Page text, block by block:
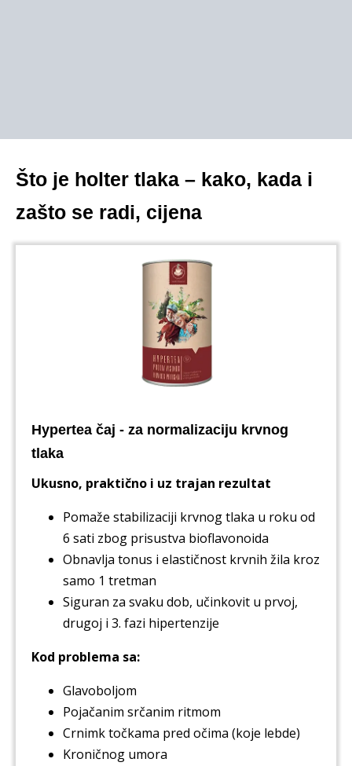
Što je holter tlaka – kako, kada i
zašto se radi, cijena
Hypertea čaj - za normalizaciju krvnog
tlaka
Ukusno, praktično i uz trajan rezultat
Pomaže stabilizaciji krvnog tlaka u roku od
6 sati zbog prisustva bioflavonoida
Obnavlja tonus i elastičnost krvnih žila kroz
samo 1 tretman
Siguran za svaku dob, učinkovit u prvoj,
drugoj i 3. fazi hipertenzije
Kod problema sa:
Glavoboljom
Pojačanim srčanim ritmom
Crnimk točkama pred očima (koje lebde)
Kroničnog umora